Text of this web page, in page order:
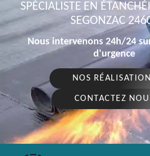
SPÉCIALISTE EN
SEGONZAC
Nous intervenons 24h/24
d'urgence
NOS
CONTACTEZ